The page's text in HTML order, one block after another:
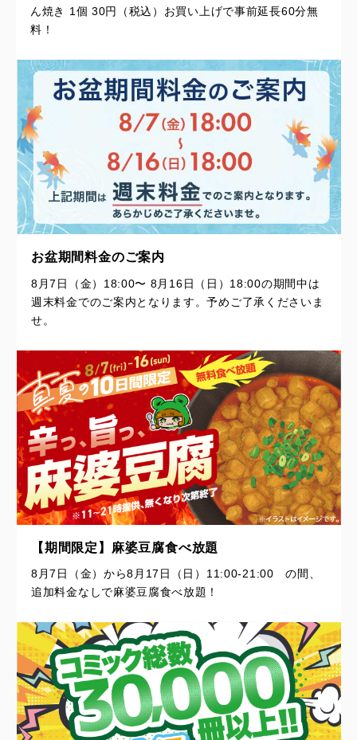
ん焼き 1個 30円（税込）お買い上げで事前延長60分無
料！
お盆期間料金のご案内
8月7日（金）18:00〜 8月16日（日）18:00の期間中は
週末料金でのご案内となります。予めご了承くださいま
せ。
【期間限定】麻婆豆腐食べ放題
8月7日（金）から8月17日（日）11:00-21:00 の間、
追加料金なしで麻婆豆腐食べ放題！